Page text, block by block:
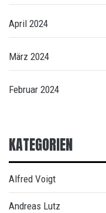
April 2024
März 2024
Februar 2024
KATEGORIEN
Alfred Voigt
Andreas Lutz